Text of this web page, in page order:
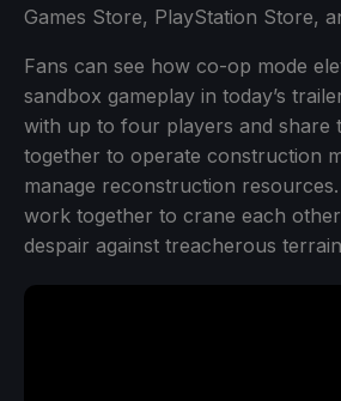
Games Store, PlayStation Store,
Fans can see how co-op mode
sandbox gameplay in today’s
with up to four players and share
together to operate construction
manage reconstruction
work together to crane each
despair against treacherous